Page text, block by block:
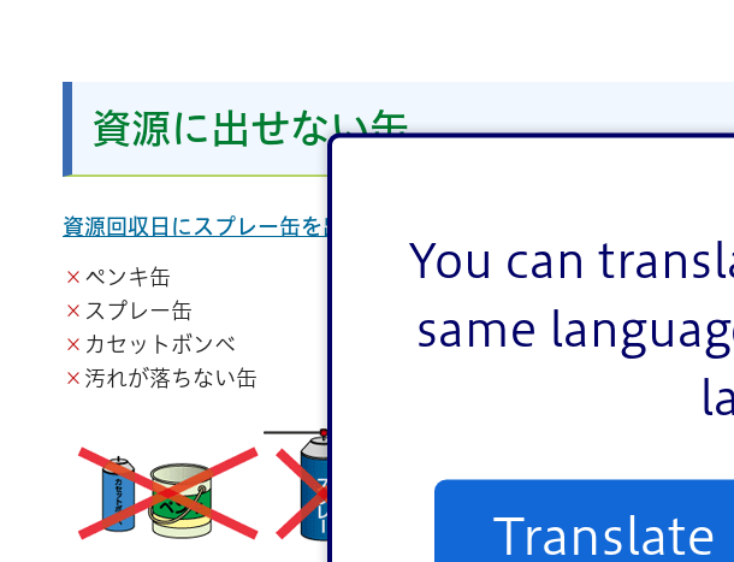
You can
same
Translate
資源に出せない缶
資源回収日にスプレー缶を出さないください！
× ペンキ缶
× スプレー缶
× カセットボンベ
× 汚れが落ちない缶